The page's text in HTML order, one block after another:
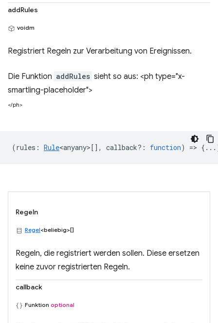
addRules
voidm
Registriert Regeln zur Verarbeitung von Ereignissen.
Die Funktion addRules sieht so aus: <ph type="x-
smartling-placeholder">
</ph>
(rules : Rule<anyany> [], callback? : function) =>
Regeln
Regel<beliebig>[]
Regeln, die registriert werden sollen. Diese ersetzen
keine zuvor registrierten Regeln.
callback
Funktion optional